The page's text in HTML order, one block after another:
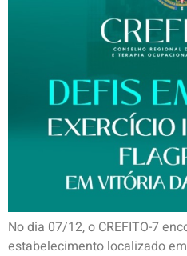
No dia 07/12, o CREFITO-7
estabelecimento localizado